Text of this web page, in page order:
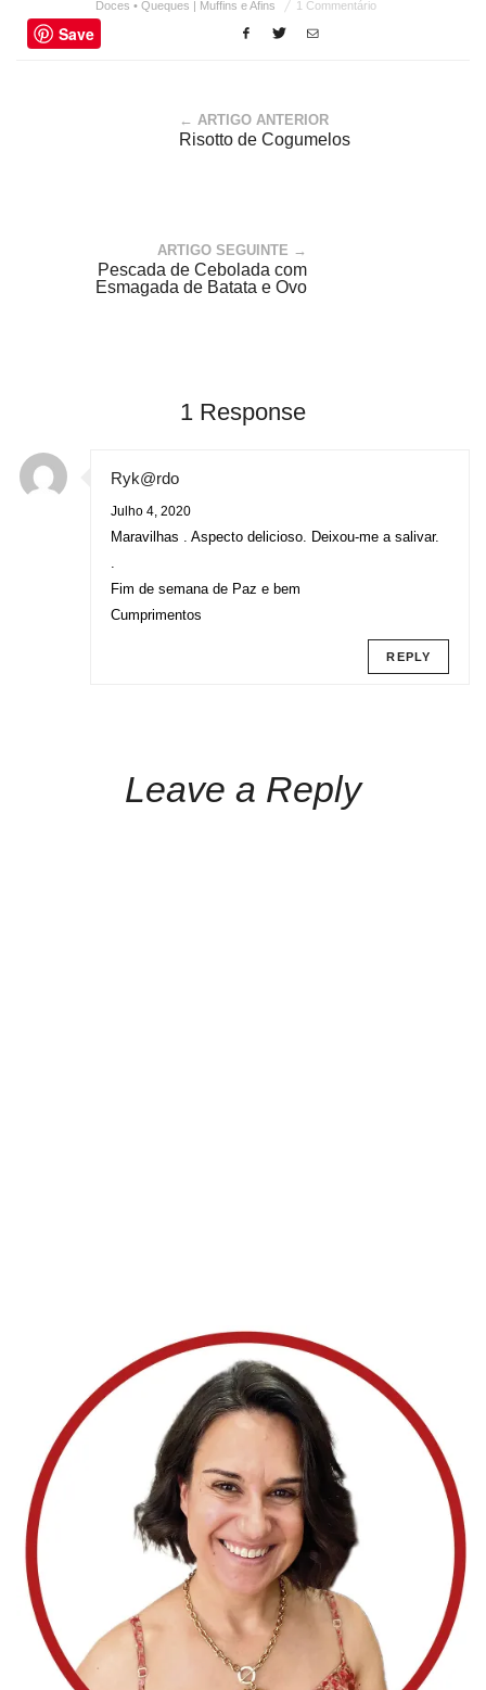
Doces • Queques | Muffins e Afins 1 Commentário
Save
← ARTIGO ANTERIOR
Risotto de Cogumelos
ARTIGO SEGUINTE →
Pescada de Cebolada com
Esmagada de Batata e Ovo
1 Response
Ryk@rdo
Julho 4, 2020
Maravilhas . Aspecto delicioso. Deixou-me a salivar.
.
Fim de semana de Paz e bem
Cumprimentos
REPLY
Leave a Reply